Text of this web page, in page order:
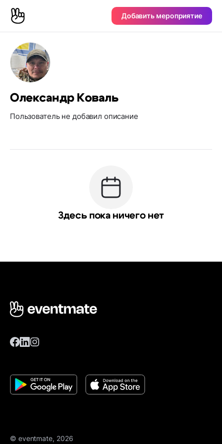
Добавить мероприятие
Олександр Коваль
Пользователь не добавил описание
Здесь пока ничего нет
© eventmate, 2026